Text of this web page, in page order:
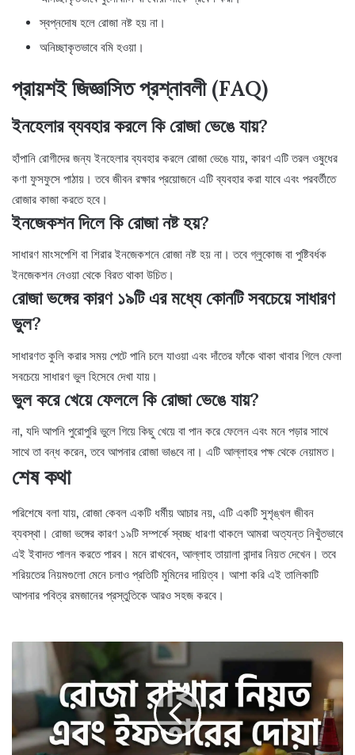
স্বপ্নদোষ হলে রোজা নষ্ট হয় না।
অনিচ্ছাকৃতভাবে বমি হওয়া।
প্রায়শই জিজ্ঞাসিত প্রশ্নাবলী (FAQ)
ইনহেলার ব্যবহার করলে কি রোজা ভেঙে যায়?
হাঁপানি রোগীদের জন্য ইনহেলার ব্যবহার করলে রোজা ভেঙে যায়, কারণ এটি তরল ওষুধের
কণা ফুসফুসে পাঠায়। তবে জীবন রক্ষার প্রয়োজনে এটি ব্যবহার করা যাবে এবং পরবর্তীতে
রোজার কাজা করতে হবে।
ইনজেকশন দিলে কি রোজা নষ্ট হয়?
সাধারণ মাংসপেশি বা শিরার ইনজেকশনে রোজা নষ্ট হয় না। তবে গ্লুকোজ বা পুষ্টিবর্ধক
ইনজেকশন নেওয়া থেকে বিরত থাকা উচিত।
রোজা ভঙ্গের কারণ ১৯টি এর মধ্যে কোনটি সবচেয়ে সাধারণ
ভুল?
সাধারণত কুলি করার সময় পেটে পানি চলে যাওয়া এবং দাঁতের ফাঁকে থাকা খাবার গিলে ফেলা
সবচেয়ে সাধারণ ভুল হিসেবে দেখা যায়।
ভুল করে খেয়ে ফেললে কি রোজা ভেঙে যায়?
না, যদি আপনি পুরোপুরি ভুলে গিয়ে কিছু খেয়ে বা পান করে ফেলেন এবং মনে পড়ার সাথে
সাথে তা বন্ধ করেন, তবে আপনার রোজা ভাঙবে না। এটি আল্লাহর পক্ষ থেকে নেয়ামত।
শেষ কথা
পরিশেষে বলা যায়, রোজা কেবল একটি ধর্মীয় আচার নয়, এটি একটি সুশৃঙ্খল জীবন
ব্যবস্থা। রোজা ভঙ্গের কারণ ১৯টি সম্পর্কে স্বচ্ছ ধারণা থাকলে আমরা অত্যন্ত নিখুঁতভাবে
এই ইবাদত পালন করতে পারব। মনে রাখবেন, আল্লাহ তায়ালা বান্দার নিয়ত দেখেন। তবে
শরিয়তের নিয়মগুলো মেনে চলাও প্রতিটি মুমিনের দায়িত্ব। আশা করি এই তালিকাটি
আপনার পবিত্র রমজানের প্রস্তুতিকে আরও সহজ করবে।